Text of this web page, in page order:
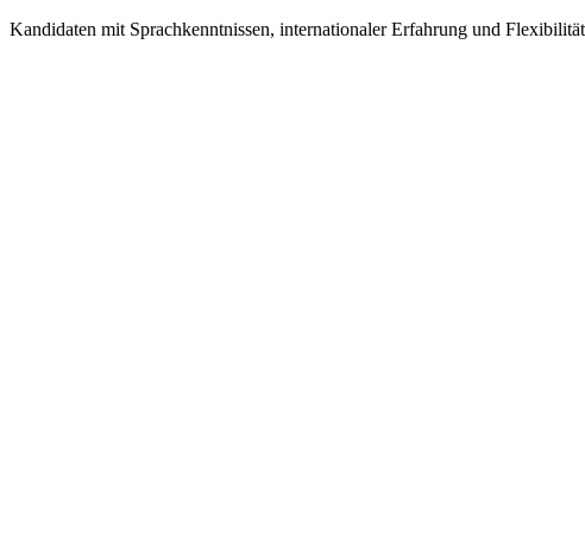
Kandidaten mit Sprachkenntnissen, internationaler Erfahrung und